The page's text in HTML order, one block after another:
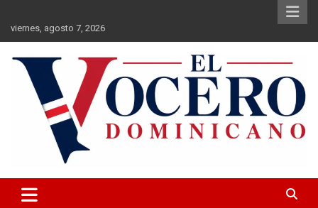
contenido
viernes, agosto 7, 2026
El Vocero Dominicano